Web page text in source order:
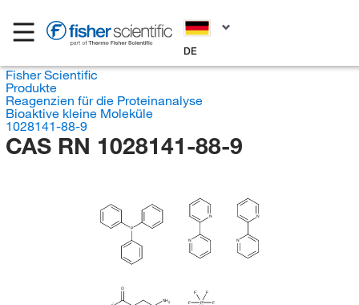
DE
Fisher Scientific
Produkte
Reagenzien für die Proteinanalyse
Bioaktive kleine Moleküle
1028141-88-9
CAS RN 1028141-88-9
P
N
N
N
N
O
NH2
F
P F
F
F